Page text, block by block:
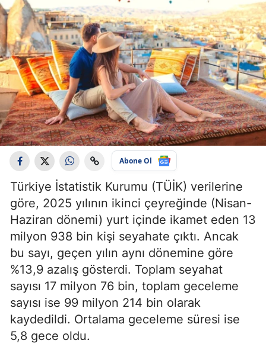
Abone Ol
Türkiye İstatistik Kurumu (TÜİK) verilerine
göre, 2025 yılının ikinci çeyreğinde (Nisan-
Haziran dönemi) yurt içinde ikamet eden 13
milyon 938 bin kişi seyahate çıktı. Ancak
bu sayı, geçen yılın aynı dönemine göre
%13,9 azalış gösterdi. Toplam seyahat
sayısı 17 milyon 76 bin, toplam geceleme
sayısı ise 99 milyon 214 bin olarak
kaydedildi. Ortalama geceleme süresi ise
5,8 gece oldu.